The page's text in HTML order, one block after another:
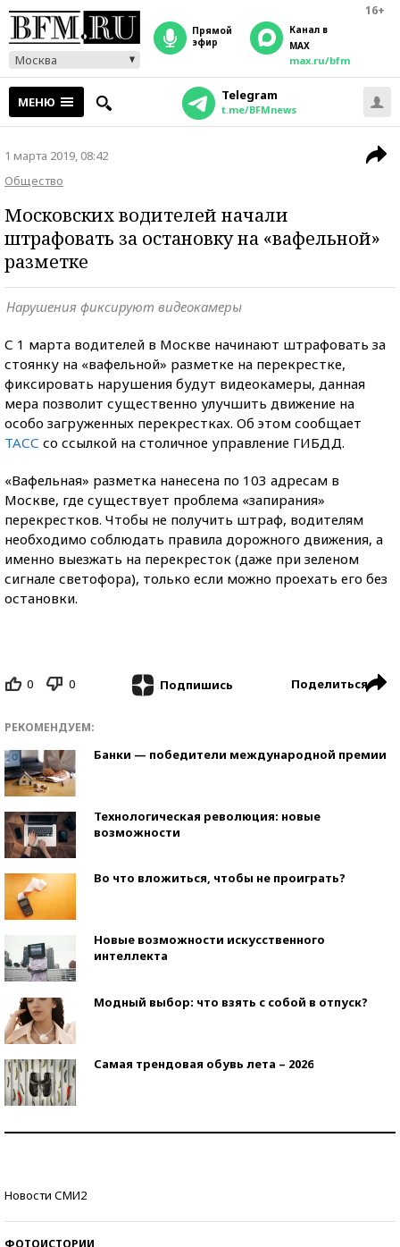
16+
Москва
прямой
эфир
Канал в
MAX
max.ru/bfm
МЕНЮ Telegram
t.me/BFMnews
1 марта 2019, 08:42
Общество
Московских водителей начали
штрафовать за остановку на «вафельной»
разметке
Нарушения фиксируют видеокамеры
С 1 марта водителей в Москве начинают штрафовать за
стоянку на «вафельной» разметке на перекрестке,
фиксировать нарушения будут видеокамеры, данная
мера позволит существенно улучшить движение на
особо загруженных перекрестках. Об этом сообщает
ТАСС со ссылкой на столичное управление ГИБДД.
«Вафельная» разметка нанесена по 103 адресам в
Москве, где существует проблема «запирания»
перекрестков. Чтобы не получить штраф, водителям
необходимо соблюдать правила дорожного движения, а
именно выезжать на перекресток (даже при зеленом
сигнале светофора), только если можно проехать его без
остановки.
0 0 Подпишись Поделиться
РЕКОМЕНДУЕМ:
Банки — победители международной премии
Технологическая революция: новые
возможности
Во что вложиться, чтобы не проиграть?
Новые возможности искусственного
интеллекта
Модный выбор: что взять с собой в отпуск?
Самая трендовая обувь лета – 2026
Новости СМИ2
ФОТОИСТОРИИ